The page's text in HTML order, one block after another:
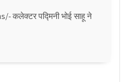
कलेक्टर पद्मिनी भोई साहू ने